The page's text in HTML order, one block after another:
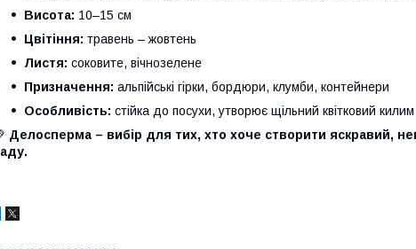
Висота: 10–15 см
Цвітіння: травень – жовтень
Листя: соковите, вічнозелене
Призначення: альпійські гірки, бордюри, клумби, контейнери
Особливість: стійка до посухи, утворює щільний квітковий килим
Делосперма – вибір для тих, хто хоче створити яскравий,